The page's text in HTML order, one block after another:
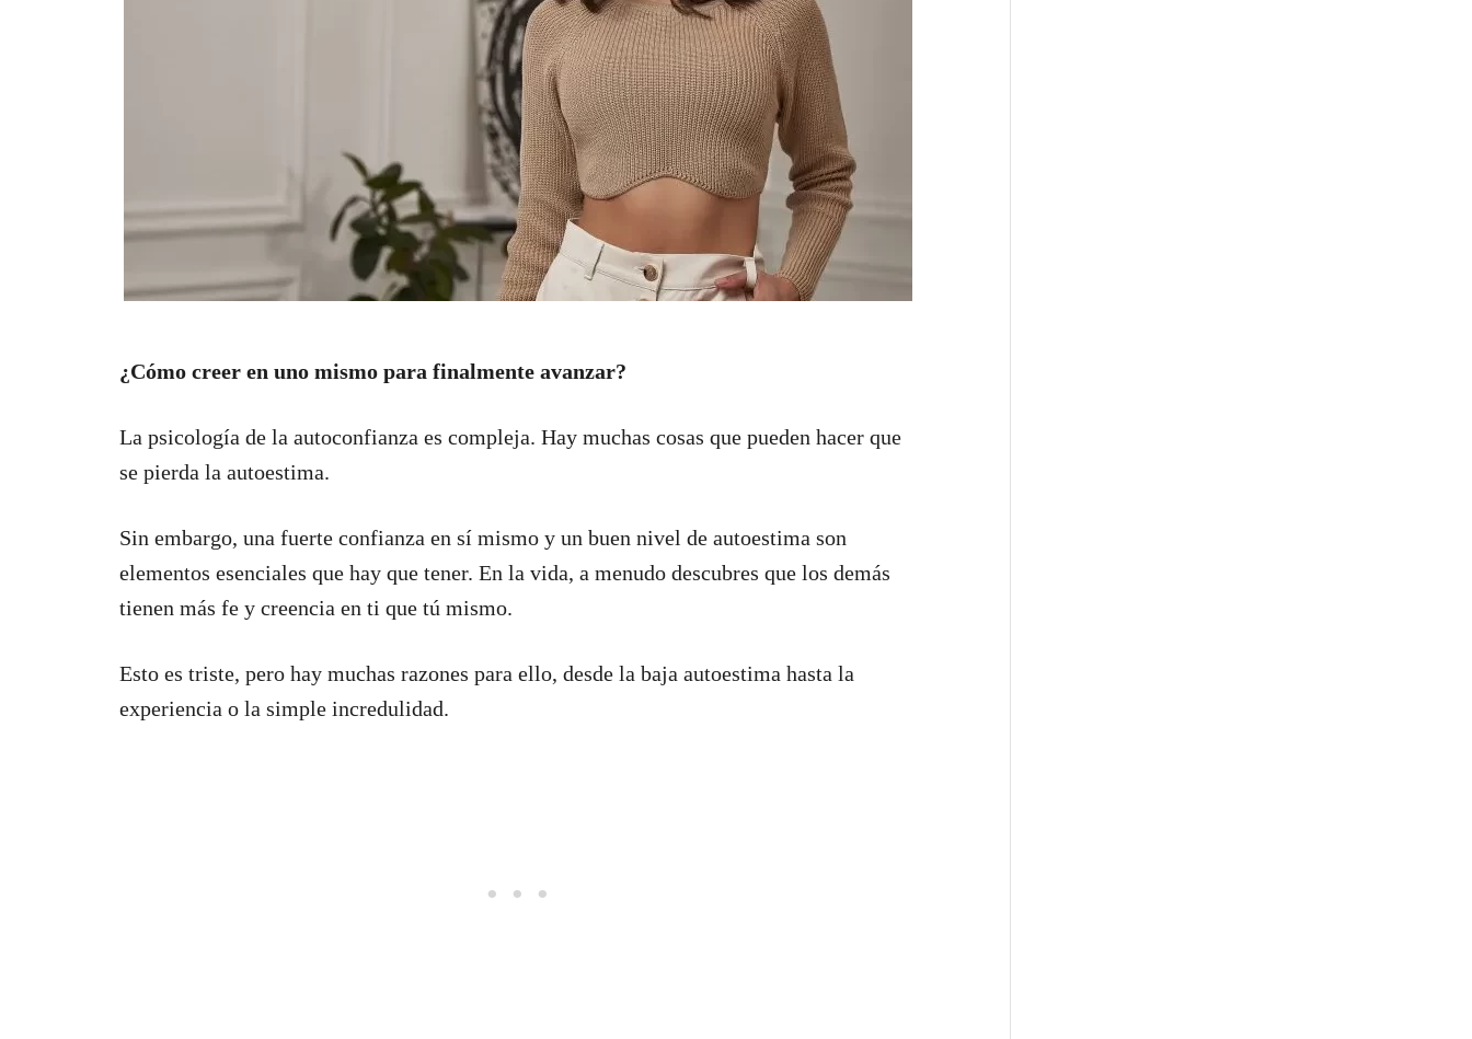
¿Cómo creer en uno mismo para finalmente avanzar?
La psicología de la autoconfianza es compleja. Hay muchas cosas que pueden hacer que
se pierda la autoestima.
Sin embargo, una fuerte confianza en sí mismo y un buen nivel de autoestima son
elementos esenciales que hay que tener. En la vida, a menudo descubres que los demás
tienen más fe y creencia en ti que tú mismo.
Esto es triste, pero hay muchas razones para ello, desde la baja autoestima hasta la
experiencia o la simple incredulidad.